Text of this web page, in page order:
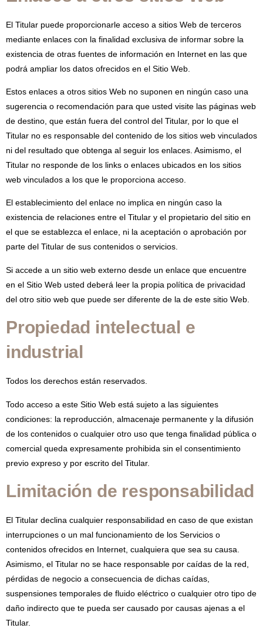
El Titular puede proporcionarle acceso a sitios Web de terceros
mediante enlaces con la finalidad exclusiva de informar sobre la
existencia de otras fuentes de información en Internet en las que
podrá ampliar los datos ofrecidos en el Sitio Web.
Estos enlaces a otros sitios Web no suponen en ningún caso una
sugerencia o recomendación para que usted visite las páginas web
de destino, que están fuera del control del Titular, por lo que el
Titular no es responsable del contenido de los sitios web vinculados
ni del resultado que obtenga al seguir los enlaces. Asimismo, el
Titular no responde de los links o enlaces ubicados en los sitios
web vinculados a los que le proporciona acceso.
El establecimiento del enlace no implica en ningún caso la
existencia de relaciones entre el Titular y el propietario del sitio en
el que se establezca el enlace, ni la aceptación o aprobación por
parte del Titular de sus contenidos o servicios.
Si accede a un sitio web externo desde un enlace que encuentre
en el Sitio Web usted deberá leer la propia política de privacidad
del otro sitio web que puede ser diferente de la de este sitio Web.
Propiedad intelectual e
industrial
Todos los derechos están reservados.
Todo acceso a este Sitio Web está sujeto a las siguientes
condiciones: la reproducción, almacenaje permanente y la difusión
de los contenidos o cualquier otro uso que tenga finalidad pública o
comercial queda expresamente prohibida sin el consentimiento
previo expreso y por escrito del Titular.
Limitación de responsabilidad
El Titular declina cualquier responsabilidad en caso de que existan
interrupciones o un mal funcionamiento de los Servicios o
contenidos ofrecidos en Internet, cualquiera que sea su causa.
Asimismo, el Titular no se hace responsable por caídas de la red,
pérdidas de negocio a consecuencia de dichas caídas,
suspensiones temporales de fluido eléctrico o cualquier otro tipo de
daño indirecto que te pueda ser causado por causas ajenas a el
Titular.